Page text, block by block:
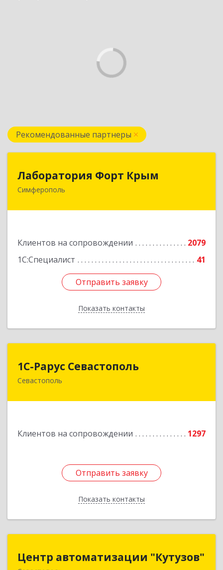
Рекомендованные партнеры
Лаборатория Форт Крым
Симферополь
Клиентов на сопровождении
2079
1С:Специалист
41
Отправить заявку
Показать контакты
295034, Крым Респ, Симферополь г, Киевская
Отправить заявку
Назад
1С-Рарус Севастополь
Севастополь
Клиентов на сопровождении 1297
Отправить заявку
Показать контакты
299011, Севастополь г, Кулакова ул, дом № 58
Отправить заявку
Назад
Центр автоматизации "Кутузов"